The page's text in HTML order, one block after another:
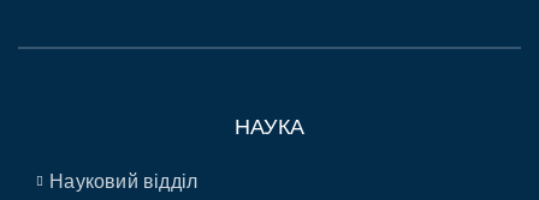
НАУКА
Науковий відділ